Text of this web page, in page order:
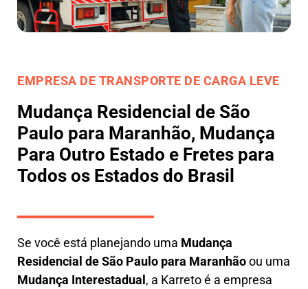
EMPRESA DE TRANSPORTE DE CARGA LEVE
Mudança Residencial de São
Paulo para Maranhão, Mudança
Para Outro Estado e Fretes para
Todos os Estados do Brasil
Se você está planejando uma Mudança
Residencial de São Paulo para Maranhãoou uma
Mudança Interestadual , a Karretoé a empresa